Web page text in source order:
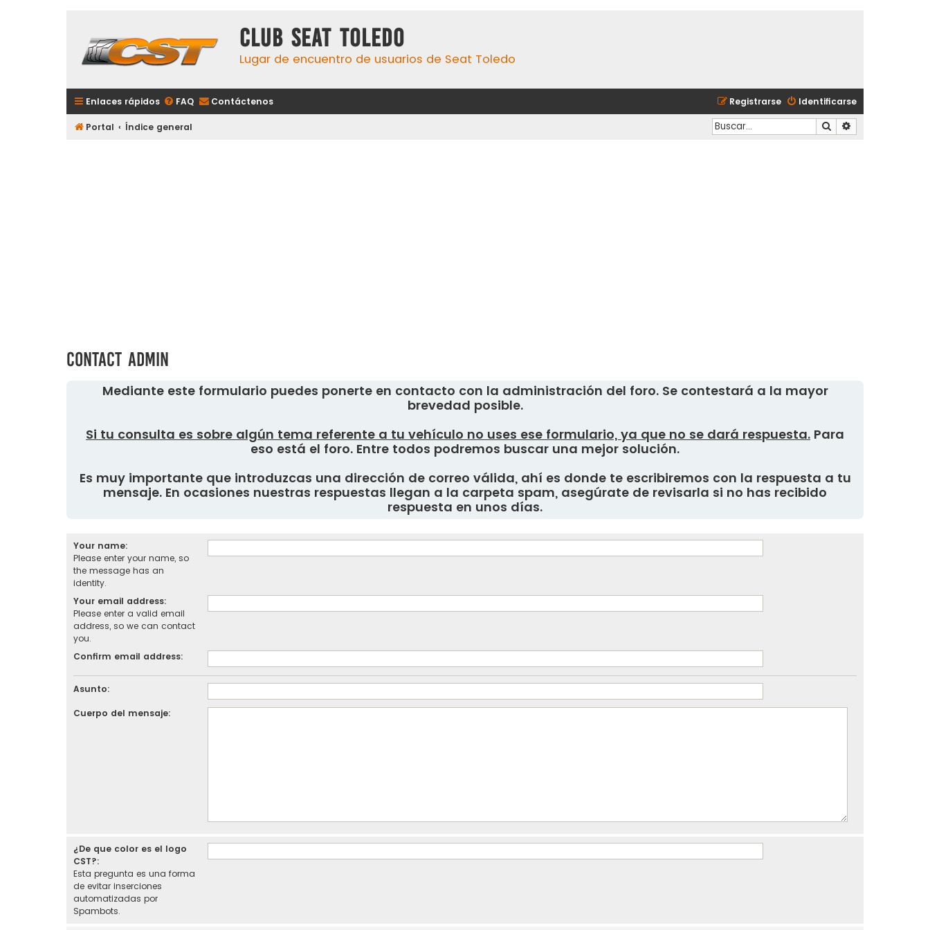
Club Seat Toledo
Lugar de encuentro de usuarios de Seat Toledo
Enlaces rápidos FAQ Contáctenos Identificarse
Registrarse
Portal Índice general Buscar
Contact Admin
Mediante este formulario puedes ponerte en contacto con la administración del foro. Se contestará a la mayor
brevedad posible.
Si tu consulta es sobre algún tema referente a tu vehículo no uses ese formulario, ya que no se dará respuesta. Para
eso está el foro. Entre todos podremos buscar una mejor solución.
Es muy importante que introduzcas una dirección de correo válida, ahí es donde te escribiremos con la respuesta a tu
mensaje. En ocasiones nuestras respuestas llegan a la carpeta spam, asegúrate de revisarla si no has recibido
respuesta en unos días.
Your name:
Please enter your name, so
the message has an
identity.
Your email address:
Please enter a valid email
address, so we can contact
you.
Confirm email address:
Asunto:
Cuerpo del mensaje:
¿De que color es el logo
CST?:
Esta pregunta es una forma
de evitar inserciones
automatizadas por
Spambots.